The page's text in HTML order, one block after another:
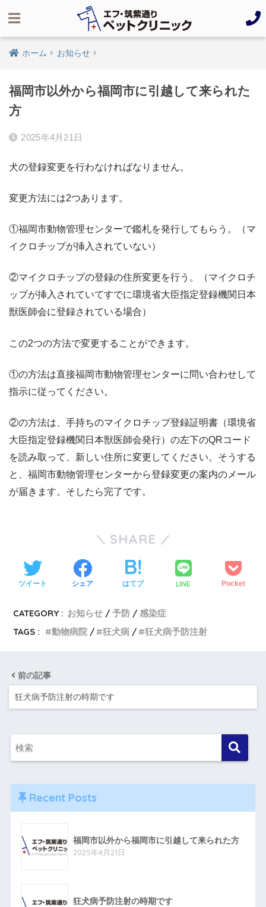
ホーム お知らせ
福岡市以外から福岡市に引越して来られた
方
2025年4月21日
犬の登録変更を行わなければなりません。
変更方法には2つあります。
①福岡市動物管理センターで鑑札を発行してもらう。（マ
イクロチップが挿入されていない）
②マイクロチップの登録の住所変更を行う。（マイクロチ
ップが挿入されていてすでに環境省大臣指定登録機関日本
獣医師会に登録されている場合）
この2つの方法で変更することができます。
①の方法は直接福岡市動物管理センターに問い合わせして
指示に従ってください。
②の方法は、手持ちのマイクロチップ登録証明書（環境省
大臣指定登録機関日本獣医師会発行）の左下のQRコード
を読み取って、新しい住所に変更してください。そうする
と、福岡市動物管理センターから登録変更の案内のメール
が届きます。そしたら完了です。
SHARE
ツイート シェア はてブ LINE Pocket
CATEGORY : お知らせ 予防
感染症
TAGS :
動物病院 狂犬病 狂犬病予防注射
前の記事
狂犬病予防注射の時期です
Recent Posts
福岡市以外から福岡市に引越して来られた方
2025年4月21日
狂犬病予防注射の時期です